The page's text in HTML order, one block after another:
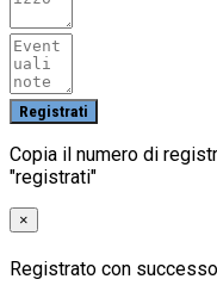
Copia il numero di
"registrati"
×
Registrato con successo